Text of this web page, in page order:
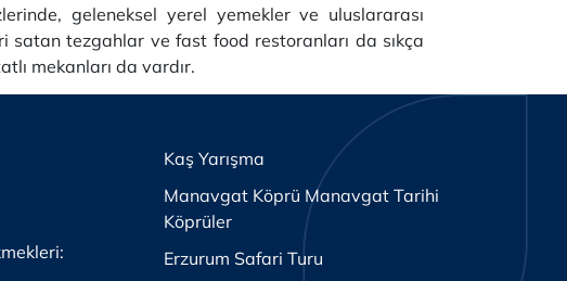
geleneksel yerel yemekler ve uluslararası
tezgahlar ve fast food restoranları da sıkça
mekanları da vardır.
Kaş Yarışma
Manavgat Köprü Manavgat Tarihi
Köprüler
Erzurum Safari Turu